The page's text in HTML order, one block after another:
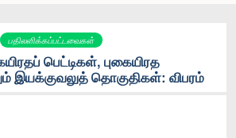
பதிலளிக்கப்பட்டவைகள்
பெட்டிகள், புகையிரத
இயக்குவலுத் தொகுதிகள்: விபரம்